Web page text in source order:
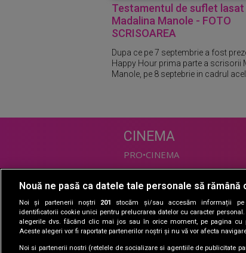
Testamentul de suflet lasat
Madalina Manole - FOTO
SCRISOAREA
Dupa ce pe 7 septembrie a fost
Happy Hour prima parte a scrisorii
Manole, pe 8 septebrie in cadrul
CINEMA
PRO•CINEMA
DIVERTISMENT
PRO•TV
Romanii au talent
Vocea Romaniei
Nouă ne pasă ca datele tale personale să rămână
Noi și partenerii noștri 201
stocăm și/sau accesăm informații pe
identificatorii cookie unici pentru prelucrarea datelor cu caracter
alegerile dvs. făcând clic mai jos sau în orice moment, pe pagina cu
Aceste alegeri vor fi raportate partenerilor noștri și nu vă vor afecta
Noi si partenerii nostri (retelele de socializare si agentiile de publicitate